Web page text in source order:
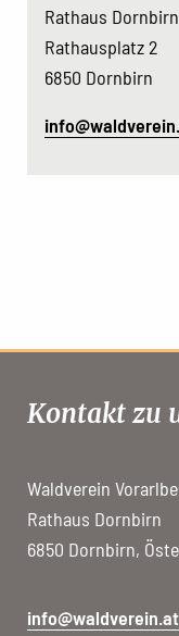
Rathaus Dornbirn
Rathausplatz 2
6850 Dornbirn
Kontakt zu
Waldverein
Rathaus Dornbirn
6850 Dornbirn,
info@waldverein.at